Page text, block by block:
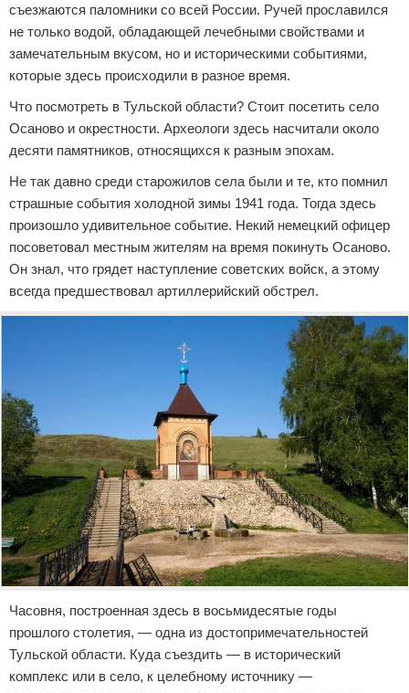
съезжаются паломники со всей России. Ручей прославился
не только водой, обладающей лечебными свойствами и
замечательным вкусом, но и историческими событиями,
которые здесь происходили в разное время.
Что посмотреть в Тульской области? Стоит посетить село
Осаново и окрестности. Археологи здесь насчитали около
десяти памятников, относящихся к разным эпохам.
Не так давно среди старожилов села были и те, кто помнил
страшные события холодной зимы 1941 года. Тогда здесь
произошло удивительное событие. Некий немецкий офицер
посоветовал местным жителям на время покинуть Осаново.
Он знал, что грядет наступление советских войск, а этому
всегда предшествовал артиллерийский обстрел.
Часовня, построенная здесь в восьмидесятые годы
прошлого столетия, — одна из достопримечательностей
Тульской области. Куда съездить — в исторический
комплекс или в село, к целебному источнику —